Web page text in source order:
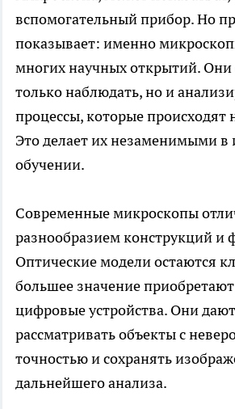
вспомогательный прибор. Но
показывает: именно
многих научных открытий.
только наблюдать, но и
процессы, которые происходят
Это делает их незаменимыми в
обучении.
Современные микроскопы
разнообразием конструкций и
Оптические модели остаются
большее значение
цифровые устройства. Они
рассматривать объекты с
точностью и сохранять
дальнейшего анализа.